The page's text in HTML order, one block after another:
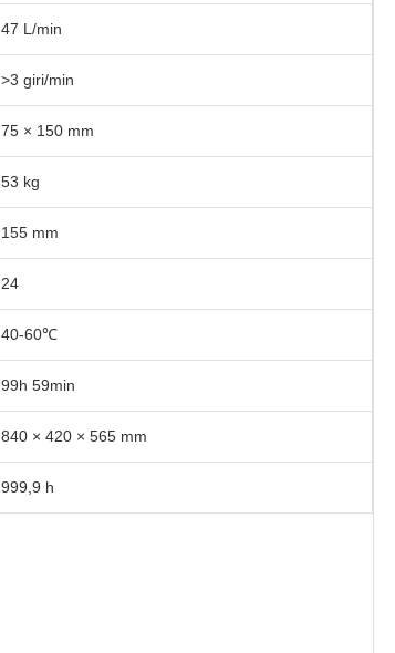
47 L/min
>3 giri/min
75 × 150 mm
53 kg
155 mm
24
40-60℃
99h 59min
840 × 420 × 565 mm
999,9 h